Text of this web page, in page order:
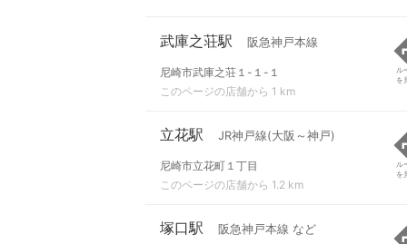
武庫之荘駅 阪急神戸本線
尼崎市武庫之荘１-１-１
このページの店舗から 1 km
ル
を
立花駅 JR神戸線(大阪～神戸)
尼崎市立花町１丁目
このページの店舗から 1.2 km
ル
を
塚口駅 阪急神戸本線 など